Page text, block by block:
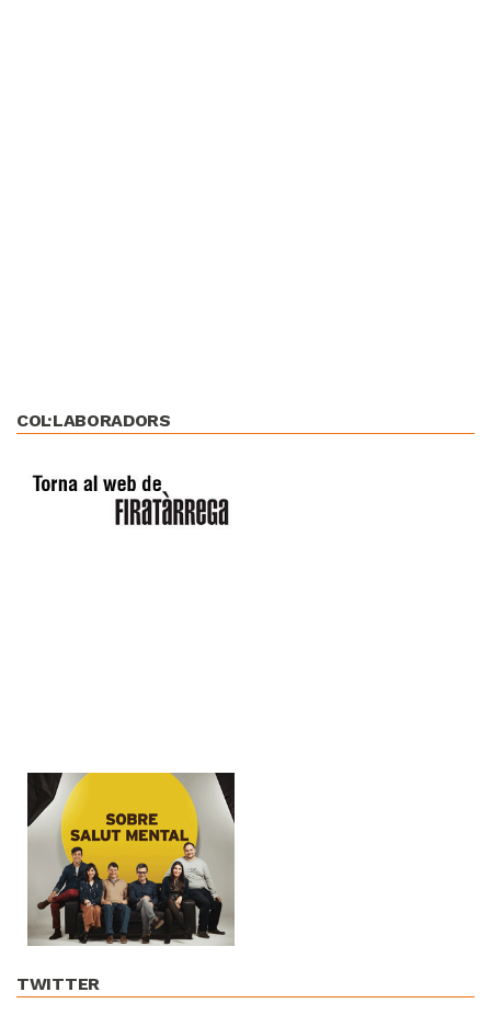
COL·LABORADORS
TWITTER